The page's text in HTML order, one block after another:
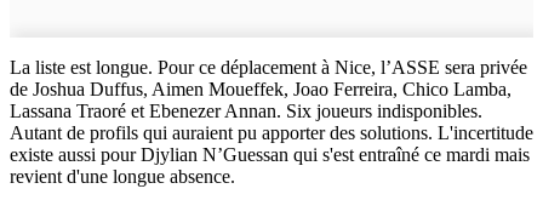
La liste est longue. Pour ce déplacement à Nice, l’ASSE sera privée
de Joshua Duffus, Aimen Moueffek, Joao Ferreira, Chico Lamba,
Lassana Traoré et Ebenezer Annan. Six joueurs indisponibles.
Autant de profils qui auraient pu apporter des solutions. L'incertitude
existe aussi pour Djylian N’Guessan qui s'est entraîné ce mardi mais
revient d'une longue absence.